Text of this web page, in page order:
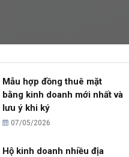
Mẫu hợp đồng thuê mặt
bằng kinh doanh mới nhất và
lưu ý khi ký
07/05/2026
Hộ kinh doanh nhiều địa